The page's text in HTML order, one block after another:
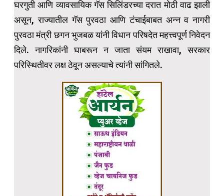
घरगुती आणि व्यावसायिक गॅस सिलिंडरच्या दरात मोठी वाढ झाली
असून, राज्यातील गॅस पुरवठा आणि टंचाईबाबत अन्न व नागरी
पुरवठा मंत्री छगन भुजबळ यांनी विधान परिषदेत महत्त्वपूर्ण निवेदन
दिले. नागरिकांनी घाबरून न जाता संयम राखावा, सरकार
परिस्थितीवर लक्ष ठेवून असल्याचे त्यांनी सांगितले.